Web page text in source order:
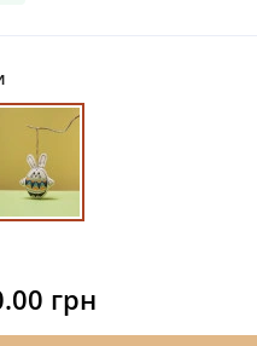
грн